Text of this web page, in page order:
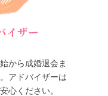
イザー
から成婚退会ま
アドバイザーは
心ください。